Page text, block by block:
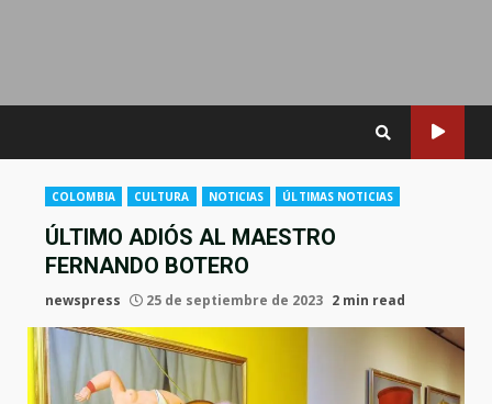
COLOMBIA CULTURA NOTICIAS ÚLTIMAS NOTICIAS
ÚLTIMO ADIÓS AL MAESTRO
FERNANDO BOTERO
newspress 25 de septiembre de 2023 2 min read